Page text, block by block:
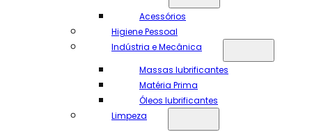
Acessórios
Higiene Pessoal
Indústria e Mecânica
Massas lubrificantes
Matéria Prima
Óleos lubrificantes
Limpeza